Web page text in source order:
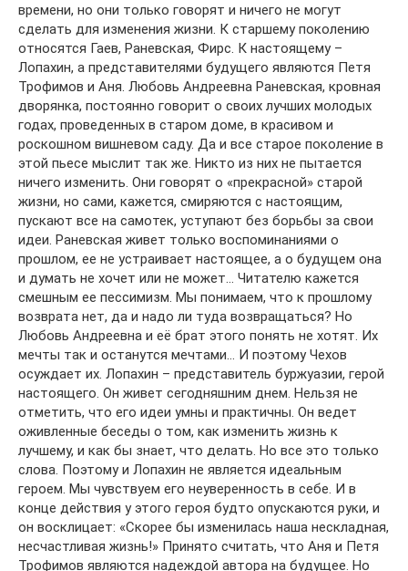
времени, но они только говорят и ничего не могут
сделать для изменения жизни. К старшему поколению
относятся Гаев, Раневская, Фирс. К настоящему –
Лопахин, а представителями будущего являются Петя
Трофимов и Аня. Любовь Андреевна Раневская, кровная
дворянка, постоянно говорит о своих лучших молодых
годах, проведенных в старом доме, в красивом и
роскошном вишневом саду. Да и все старое поколение в
этой пьесе мыслит так же. Никто из них не пытается
ничего изменить. Они говорят о «прекрасной» старой
жизни, но сами, кажется, смиряются с настоящим,
пускают все на самотек, уступают без борьбы за свои
идеи. Раневская живет только воспоминаниями о
прошлом, ее не устраивает настоящее, а о будущем она
и думать не хочет или не может… Читателю кажется
смешным ее пессимизм. Мы понимаем, что к прошлому
возврата нет, да и надо ли туда возвращаться? Но
Любовь Андреевна и её брат этого понять не хотят. Их
мечты так и останутся мечтами… И поэтому Чехов
осуждает их. Лопахин – представитель буржуазии, герой
настоящего. Он живет сегодняшним днем. Нельзя не
отметить, что его идеи умны и практичны. Он ведет
оживленные беседы о том, как изменить жизнь к
лучшему, и как бы знает, что делать. Но все это только
слова. Поэтому и Лопахин не является идеальным
героем. Мы чувствуем его неуверенность в себе. И в
конце действия у этого героя будто опускаются руки, и
он восклицает: «Скорее бы изменилась наша нескладная,
несчастливая жизнь!» Принято считать, что Аня и Петя
Трофимов являются надеждой автора на будущее. Но